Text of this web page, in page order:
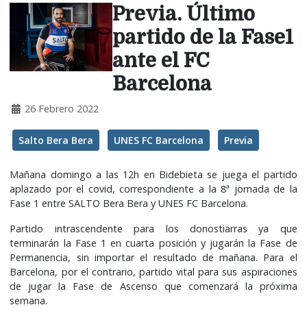
EVENTOS
ÁREA SOCIAL
PREVENCIÓN DE LA VIOLENCIA
Previa. Último
partido de la Fase1
ante el FC
Barcelona
26 Febrero 2022
Salto Bera Bera UNES FC Barcelona Previa
Mañana domingo a las 12h en Bidebieta se juega el partido
aplazado por el covid, correspondiente a la 8ª jornada de la
Fase 1 entre SALTO Bera Bera y UNES FC Barcelona.
Partido intrascendente para los donostiarras ya que
terminarán la Fase 1 en cuarta posición y jugarán la Fase de
Permanencia, sin importar el resultado de mañana. Para el
Barcelona, por el contrario, partido vital para sus aspiraciones
de jugar la Fase de Ascenso que comenzará la próxima
semana.